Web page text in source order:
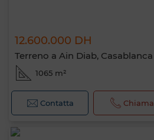
12.600.000 DH
Terreno a Ain Diab, Casablanca
1065 m²
Contatta Chiama